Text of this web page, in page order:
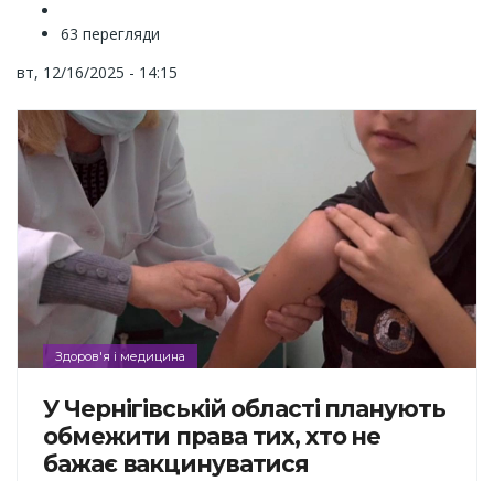
63 перегляди
вт, 12/16/2025 - 14:15
Здоров'я і медицина
У Чернігівській області планують
обмежити права тих, хто не
бажає вакцинуватися